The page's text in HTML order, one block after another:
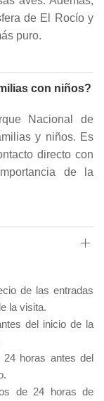
de El Rocío y
puro.
con niños?
Nacional de
y niños. Es
directo con
de la
de las entradas
la visita.
del inicio de la
horas antes del
de 24 horas de